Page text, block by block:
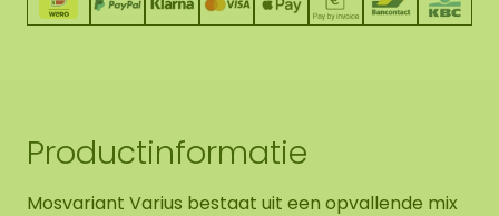
Productinformatie
Mosvariant Varius bestaat uit een opvallende mix